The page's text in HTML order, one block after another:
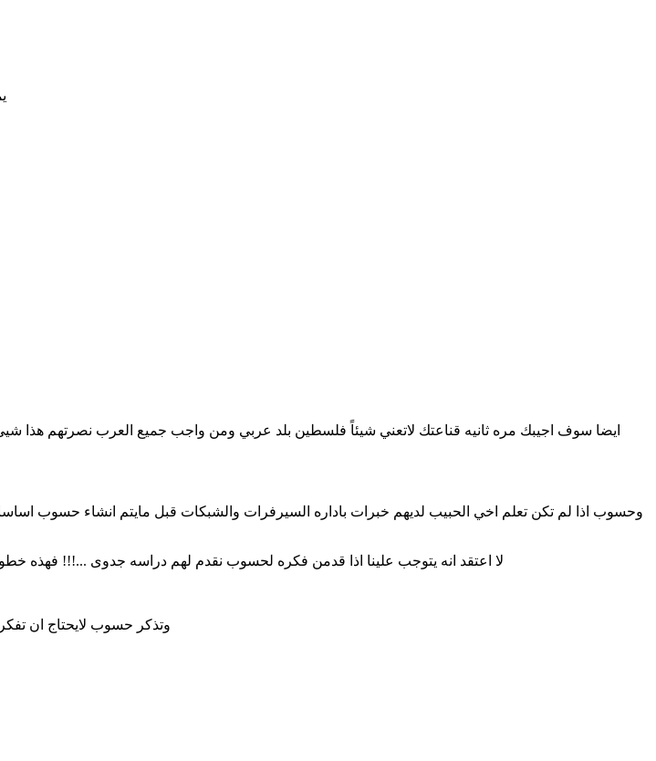
ايضا سوف اجيبك مره ثانيه قناعتك لاتعني شيئاً فلسطين بلد عربي ومن واجب جميع العرب نصرتهم هذا
وحسوب اذا لم تكن تعلم اخي الحبيب لديهم خبرات باداره السيرفرات والشبكات قبل مايتم انشاء حسوب
لا اعتقد انه يتوجب علينا اذا قدمن فكره لحسوب نقدم لهم دراسه جدوى ...!!! فهذه
وتذكر حسوب لايحتاج ان